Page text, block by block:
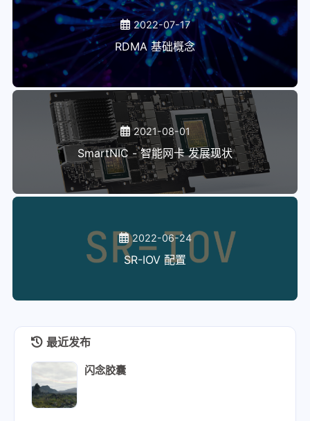
2022-07-17
RDMA 基础概念
2021-08-01
SmartNIC - 智能网卡 发展现状
2022-06-24
SR-IOV 配置
最近发布
闪念胶囊